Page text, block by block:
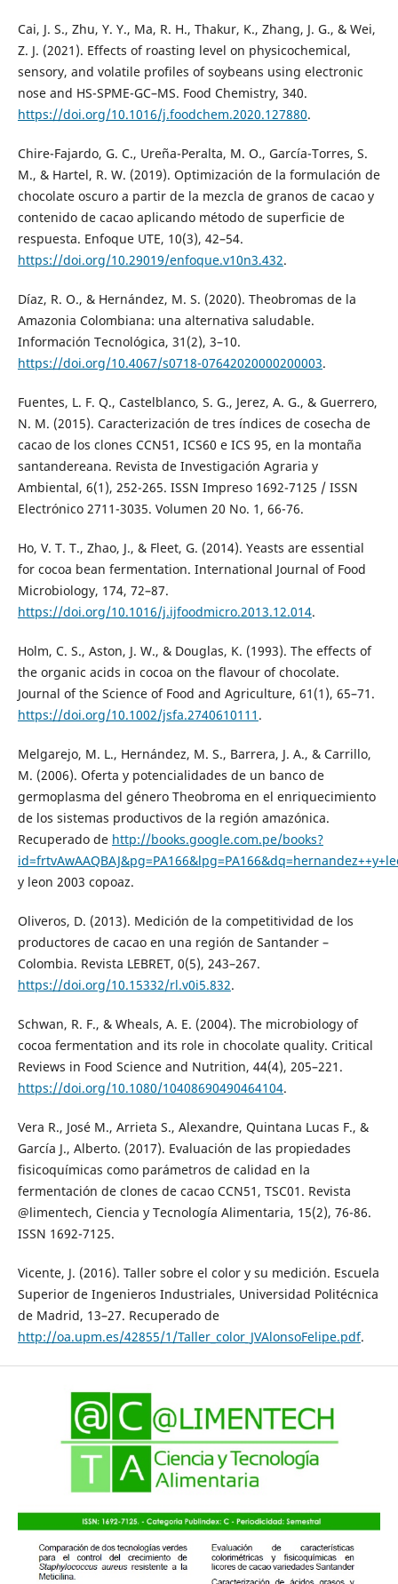
Cai, J. S., Zhu, Y. Y., Ma, R. H., Thakur, K., Zhang, J. G., & Wei,
Z. J. (2021). Effects of roasting level on physicochemical,
sensory, and volatile profiles of soybeans using electronic
nose and HS-SPME-GC–MS. Food Chemistry, 340.
https://doi.org/10.1016/j.foodchem.2020.127880.
Chire-Fajardo, G. C., Ureña-Peralta, M. O., García-Torres, S.
M., & Hartel, R. W. (2019). Optimización de la formulación de
chocolate oscuro a partir de la mezcla de granos de cacao y
contenido de cacao aplicando método de superficie de
respuesta. Enfoque UTE, 10(3), 42–54.
https://doi.org/10.29019/enfoque.v10n3.432.
Díaz, R. O., & Hernández, M. S. (2020). Theobromas de la
Amazonia Colombiana: una alternativa saludable.
Información Tecnológica, 31(2), 3–10.
https://doi.org/10.4067/s0718-07642020000200003.
Fuentes, L. F. Q., Castelblanco, S. G., Jerez, A. G., & Guerrero,
N. M. (2015). Caracterización de tres índices de cosecha de
cacao de los clones CCN51, ICS60 e ICS 95, en la montaña
santandereana. Revista de Investigación Agraria y
Ambiental, 6(1), 252-265. ISSN Impreso 1692-7125 / ISSN
Electrónico 2711-3035. Volumen 20 No. 1, 66-76.
Ho, V. T. T., Zhao, J., & Fleet, G. (2014). Yeasts are essential
for cocoa bean fermentation. International Journal of Food
Microbiology, 174, 72–87.
https://doi.org/10.1016/j.ijfoodmicro.2013.12.014.
Holm, C. S., Aston, J. W., & Douglas, K. (1993). The effects of
the organic acids in cocoa on the flavour of chocolate.
Journal of the Science of Food and Agriculture, 61(1), 65–71.
https://doi.org/10.1002/jsfa.2740610111 .
Melgarejo, M. L., Hernández, M. S., Barrera, J. A., & Carrillo,
M. (2006). Oferta y potencialidades de un banco de
germoplasma del género Theobroma en el enriquecimiento
de los sistemas productivos de la región amazónica.
Recuperado de http://books.google.com.pe/books?
y leon 2003 copoaz.
Oliveros, D. (2013). Medición de la competitividad de los
productores de cacao en una región de Santander –
Colombia. Revista LEBRET, 0(5), 243–267.
https://doi.org/10.15332/rl.v0i5.832.
Schwan, R. F., & Wheals, A. E. (2004). The microbiology of
cocoa fermentation and its role in chocolate quality. Critical
Reviews in Food Science and Nutrition, 44(4), 205–221.
https://doi.org/10.1080/10408690490464104.
Vera R., José M., Arrieta S., Alexandre, Quintana Lucas F., &
García J., Alberto. (2017). Evaluación de las propiedades
fisicoquímicas como parámetros de calidad en la
fermentación de clones de cacao CCN51, TSC01. Revista
@limentech, Ciencia y Tecnología Alimentaria, 15(2), 76-86.
ISSN 1692-7125.
Vicente, J. (2016). Taller sobre el color y su medición. Escuela
Superior de Ingenieros Industriales, Universidad Politécnica
de Madrid, 13–27. Recuperado de
http://oa.upm.es/42855/1/Taller_color_JVAlonsoFelipe.pdf.